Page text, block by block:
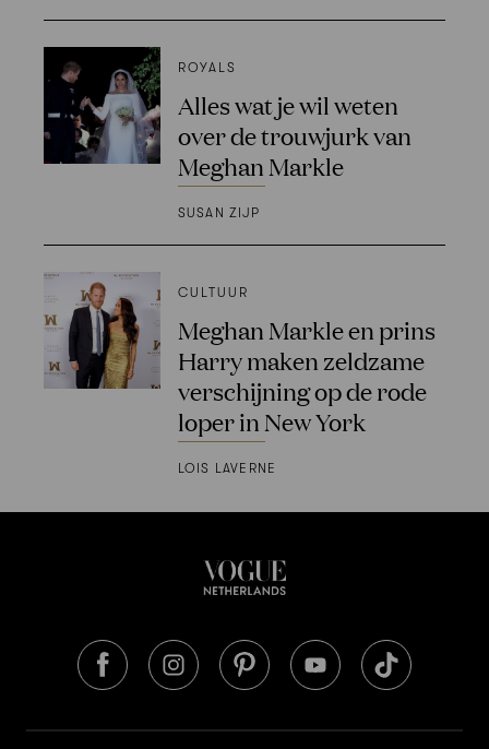
ROYALS
Alles wat je wil weten
over de trouwjurk van
Meghan Markle
SUSAN ZIJP
CULTUUR
Meghan Markle en prins
Harry maken zeldzame
verschijning op de rode
loper in New York
LOIS LAVERNE